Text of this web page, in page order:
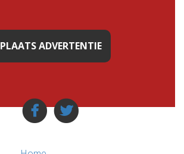
PLAATS ADVERTENTIE